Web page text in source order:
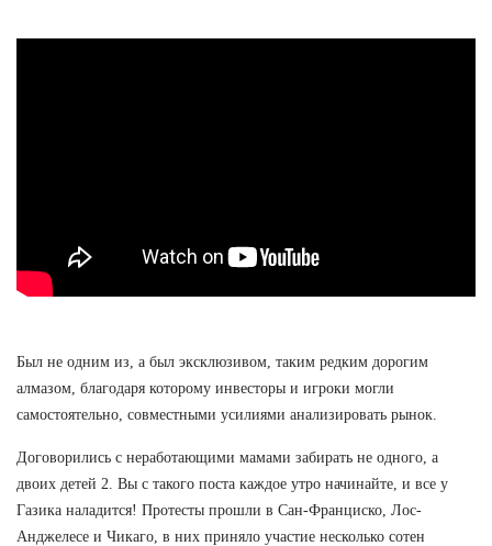
Был не одним из, а был эксклюзивом, таким редким дорогим
алмазом, благодаря которому инвесторы и игроки могли
самостоятельно, совместными усилиями анализировать рынок.
Договорились с неработающими мамами забирать не одного, а
двоих детей 2. Вы с такого поста каждое утро начинайте, и все у
Газика наладится! Протесты прошли в Сан-Франциско, Лос-
Анджелесе и Чикаго, в них приняло участие несколько сотен